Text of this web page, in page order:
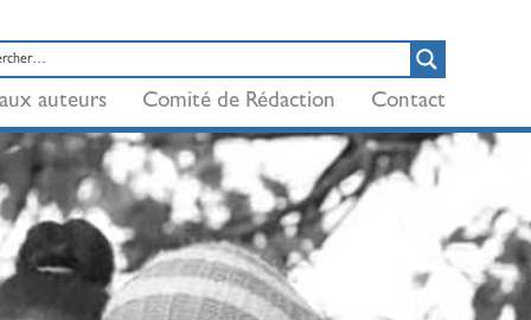
auteurs Comité de Rédaction Contact